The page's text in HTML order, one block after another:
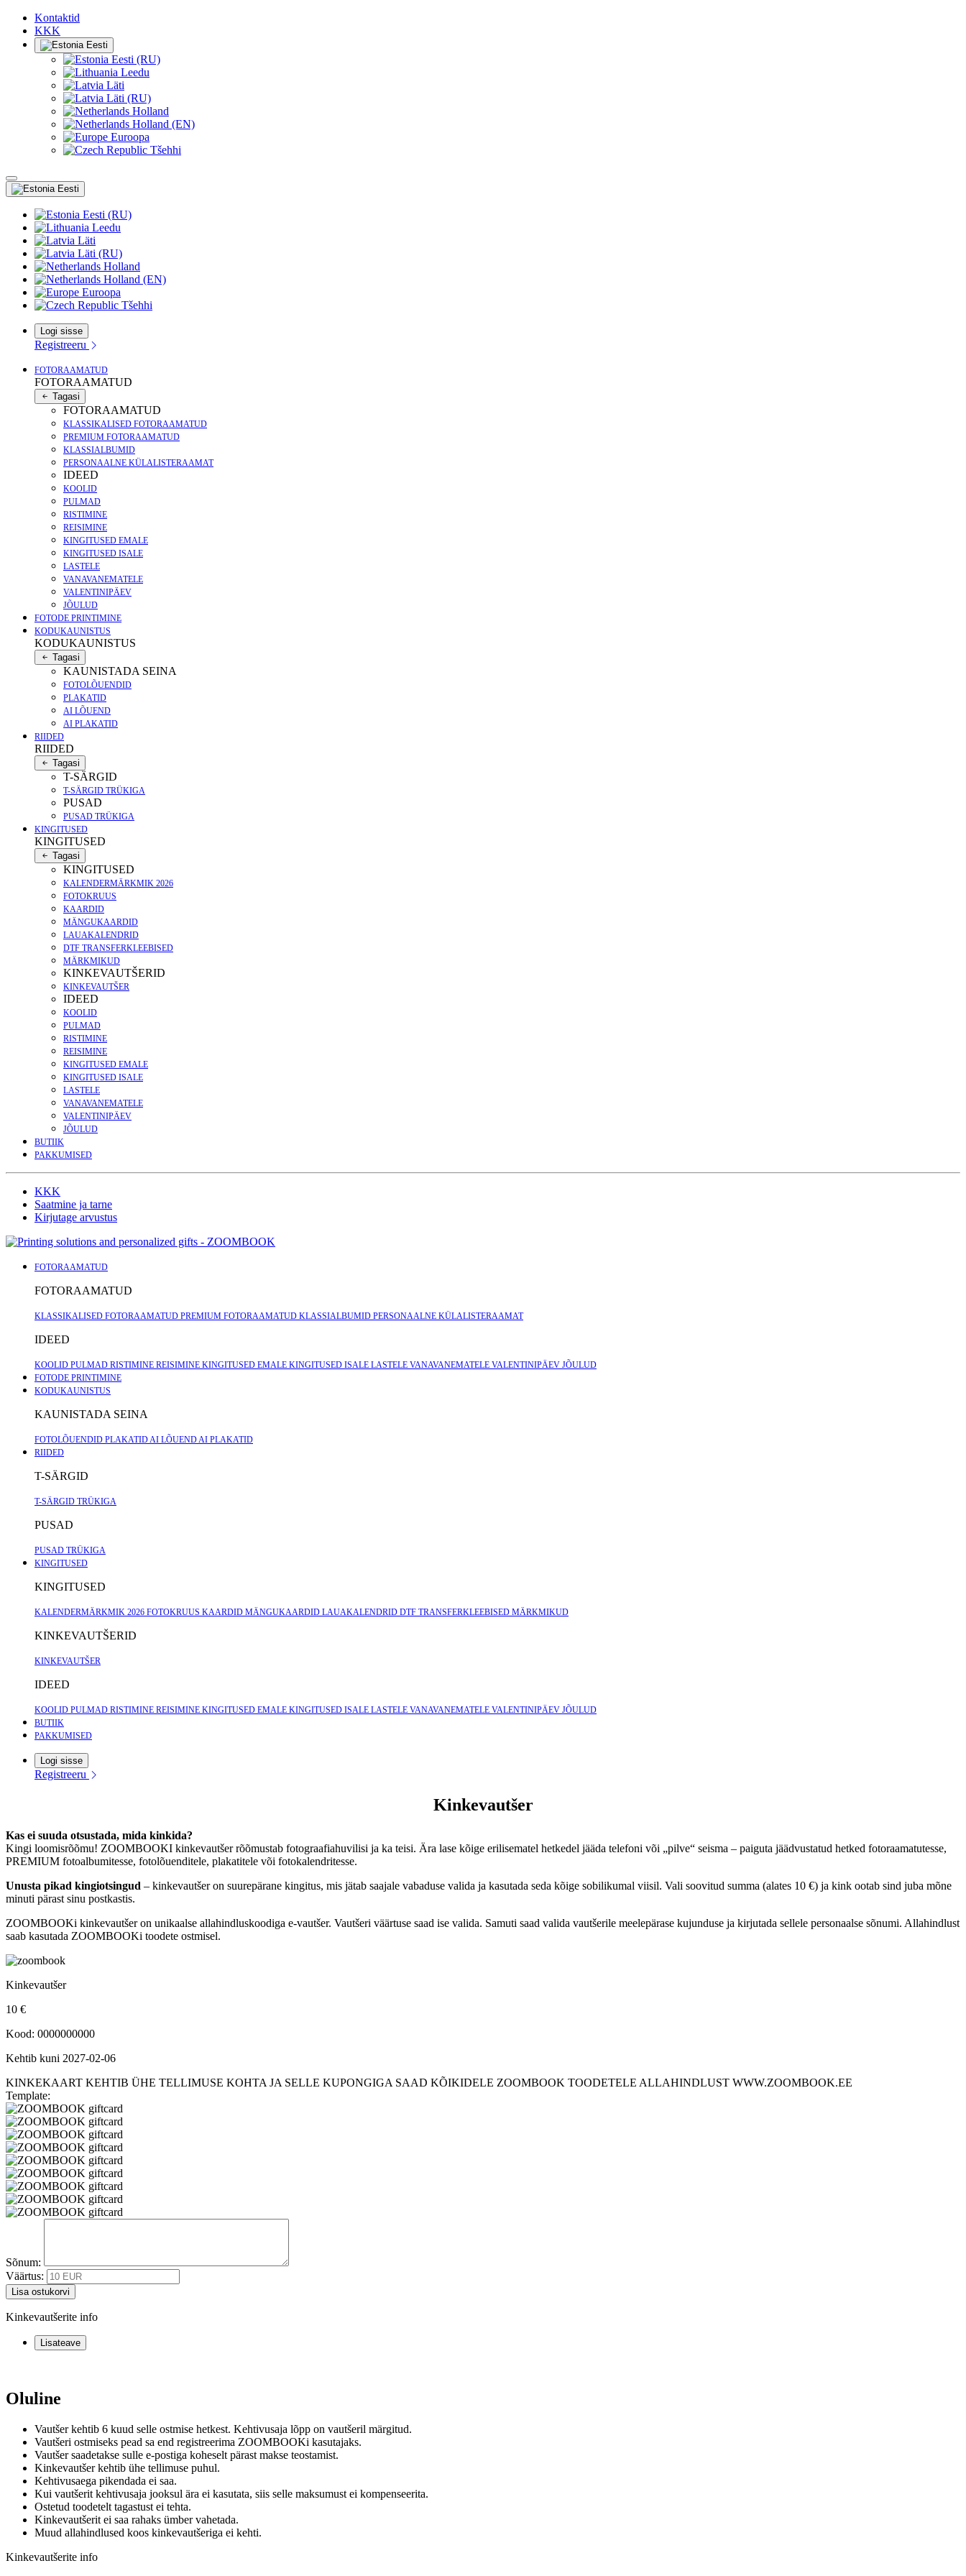
Kontaktid
KKK
Eesti
Eesti (RU)
Leedu
Läti
Läti (RU)
Holland
Holland (EN)
Euroopa
Tšehhi
Eesti
Eesti (RU)
Leedu
Läti
Läti (RU)
Holland
Holland (EN)
Euroopa
Tšehhi
Logi sisse
Registreeru
FOTORAAMATUD
FOTORAAMATUD
Tagasi
FOTORAAMATUD
KLASSIKALISED FOTORAAMATUD
PREMIUM FOTORAAMATUD
KLASSIALBUMID
PERSONAALNE KÜLALISTERAAMAT
IDEED
KOOLID
PULMAD
RISTIMINE
REISIMINE
KINGITUSED EMALE
KINGITUSED ISALE
LASTELE
VANAVANEMATELE
VALENTINIPÄEV
JÕULUD
FOTODE PRINTIMINE
KODUKAUNISTUS
KODUKAUNISTUS
Tagasi
KAUNISTADA SEINA
FOTOLÕUENDID
PLAKATID
AI LÕUEND
AI PLAKATID
RIIDED
RIIDED
Tagasi
T-SÄRGID
T-SÄRGID TRÜKIGA
PUSAD
PUSAD TRÜKIGA
KINGITUSED
KINGITUSED
Tagasi
KINGITUSED
KALENDERMÄRKMIK 2026
FOTOKRUUS
KAARDID
MÄNGUKAARDID
LAUAKALENDRID
DTF TRANSFERKLEEBISED
MÄRKMIKUD
KINKEVAUTŠERID
KINKEVAUTŠER
IDEED
KOOLID
PULMAD
RISTIMINE
REISIMINE
KINGITUSED EMALE
KINGITUSED ISALE
LASTELE
VANAVANEMATELE
VALENTINIPÄEV
JÕULUD
BUTIIK
PAKKUMISED
KKK
Saatmine ja tarne
Kirjutage arvustus
FOTORAAMATUD
FOTORAAMATUD
KLASSIKALISED FOTORAAMATUD PREMIUM FOTORAAMATUD KLASSIALBUMID PERSONAALNE KÜLALISTERAAMAT
IDEED
KOOLID PULMAD RISTIMINE REISIMINE KINGITUSED EMALE KINGITUSED ISALE LASTELE VANAVANEMATELE VALENTINIPÄEV JÕULUD
FOTODE PRINTIMINE
KODUKAUNISTUS
KAUNISTADA SEINA
FOTOLÕUENDID PLAKATIDAI LÕUENDAI PLAKATID
RIIDED
T-SÄRGID
T-SÄRGID TRÜKIGA
PUSAD
PUSAD TRÜKIGA
KINGITUSED
KINGITUSED
KALENDERMÄRKMIK 2026 FOTOKRUUS KAARDID MÄNGUKAARDID LAUAKALENDRID DTF TRANSFERKLEEBISED MÄRKMIKUD
KINKEVAUTŠERID
KINKEVAUTŠER
IDEED
KOOLID PULMAD RISTIMINE REISIMINE KINGITUSED EMALE KINGITUSED ISALE LASTELE VANAVANEMATELE VALENTINIPÄEV JÕULUD
BUTIIK
PAKKUMISED
Logi sisse
Registreeru
Kinkevautšer
Kas ei suuda otsustada, mida kinkida?
Kingi loomisrõõmu! ZOOMBOOKI kinkevautšer rõõmustab fotograafiahuvilisi ja ka teisi. Ära lase kõige erilisematel hetkedel jääda telefoni või „pilve“ seisma – paiguta jäädvustatud hetked fotoraamatutesse,
PREMIUM fotoalbumitesse, fotolõuenditele, plakatitele või fotokalendritesse.
Unusta pikad kingiotsingud – kinkevautšer on suurepärane kingitus, mis jätab saajale vabaduse valida ja kasutada seda kõige sobilikumal viisil. Vali soovitud summa (alates 10 €) ja kink ootab sind juba mõne
minuti pärast sinu postkastis.
ZOOMBOOKi kinkevautšer on unikaalse allahindluskoodiga e-vautšer. Vautšeri väärtuse saad ise valida. Samuti saad valida vautšerile meelepärase kujunduse ja kirjutada sellele personaalse sõnumi. Allahindlust
saab kasutada ZOOMBOOKi toodete ostmisel.
Kinkevautšer
10 €
Kood: 0000000000
Kehtib kuni 2027-02-06
KINKEKAART KEHTIB ÜHE TELLIMUSE KOHTA JA SELLE KUPONGIGA SAAD KÕIKIDELE ZOOMBOOK TOODETELE ALLAHINDLUST WWW.ZOOMBOOK.EE
Template:
Sõnum:
Väärtus:
Lisa ostukorvi
Kinkevautšerite info
Lisateave
Oluline
Vautšer kehtib 6 kuud selle ostmise hetkest. Kehtivusaja lõpp on vautšeril märgitud.
Vautšeri ostmiseks pead sa end registreerima ZOOMBOOKi kasutajaks.
Vautšer saadetakse sulle e-postiga koheselt pärast makse teostamist.
Kinkevautšer kehtib ühe tellimuse puhul.
Kehtivusaega pikendada ei saa.
Kui vautšerit kehtivusaja jooksul ära ei kasutata, siis selle maksumust ei kompenseerita.
Ostetud toodetelt tagastust ei tehta.
Kinkevautšerit ei saa rahaks ümber vahetada.
Muud allahindlused koos kinkevautšeriga ei kehti.
Kinkevautšerite info